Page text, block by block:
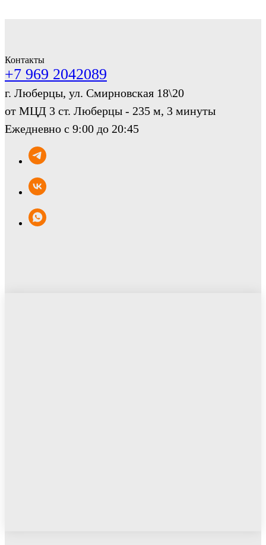
Контакты
+7 969 2042089
г. Люберцы, ул. Смирновская 18\20
от МЦД 3 ст. Люберцы - 235 м, 3 минуты
Ежедневно с 9:00 до 20:45